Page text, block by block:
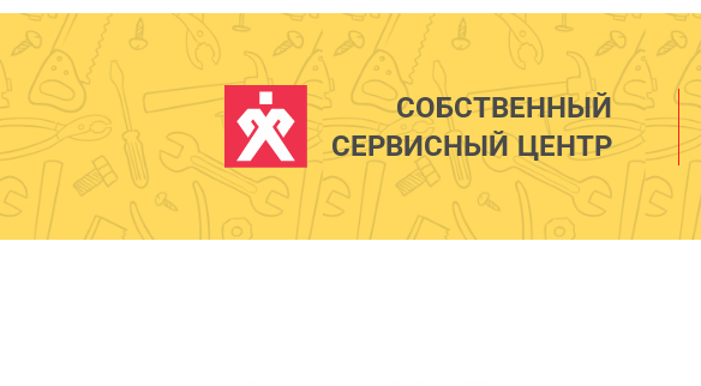
СОБСТВЕННЫЙ
СЕРВИСНЫЙ ЦЕНТР